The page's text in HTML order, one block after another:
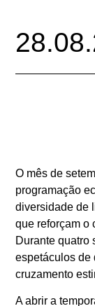
O mês de
programação
diversidade de
que reforçam o
Durante quatro
espetáculos de
cruzamento
A abrir a